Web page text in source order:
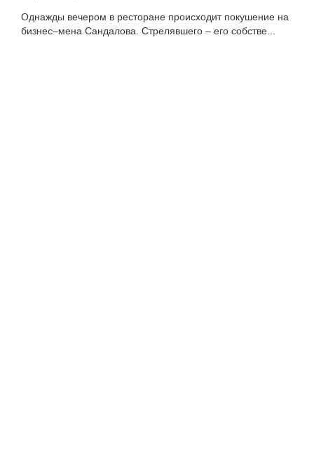
Однажды вечером в ресторане происходит покушение на
бизнес–мена Сандалова. Стрелявшего – его собстве...